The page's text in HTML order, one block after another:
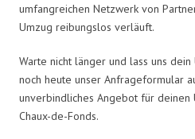
umfangreichen Netzwerk von
Umzug reibungslos verläuft.
Warte nicht länger und lass uns
noch heute unser Anfrageformular
unverbindliches Angebot für deinen
Chaux-de-Fonds.